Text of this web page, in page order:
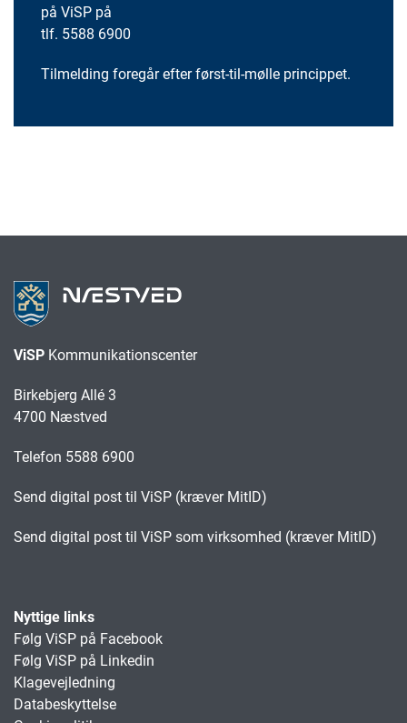
på ViSP på
tlf. 5588 6900
Tilmelding foregår efter først-til-mølle princippet.
ViSP Kommunikationscenter
Birkebjerg Allé 3
4700 Næstved
Telefon 5588 6900
Send digital post til ViSP (kræver MitID)
Send digital post til ViSP som virksomhed (kræver MitID)
Nyttige links
Følg ViSP på Facebook
Følg ViSP på Linkedin
Klagevejledning
Databeskyttelse